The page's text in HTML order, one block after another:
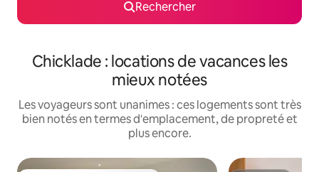
Rechercher
Chicklade : locations de vacances les
mieux notées
Les voyageurs sont unanimes : ces logements sont très
bien notés en termes d'emplacement, de propreté et
plus encore.